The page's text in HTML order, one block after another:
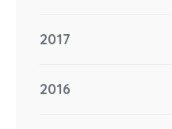
2017
2016